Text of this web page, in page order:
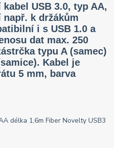
USB 3.0, typ AA,
např. k držákům
i s USB 1.0 a
dat max. 250
typu A (samec)
Kabel je
5 mm, barva